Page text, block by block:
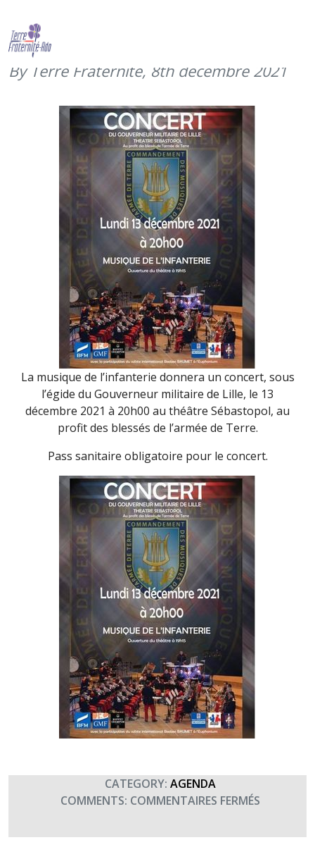
Concert du Gouverneur militaire de
Lille (13 décembre 2021 à 20h00)
By Terre Fraternité, 8th décembre 2021
La musique de l’infanterie donnera un concert, sous
l’égide du Gouverneur militaire de Lille, le 13
décembre 2021 à 20h00 au théâtre Sébastopol, au
profit des blessés de l’armée de Terre.
Pass sanitaire obligatoire pour le concert.
CATEGORY: AGENDA
COMMENTS: COMMENTAIRES FERMÉS
DU